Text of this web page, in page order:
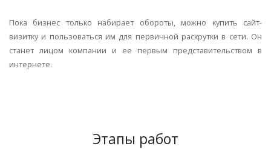
Пока бизнес только набирает обороты, можно купить сайт-
визитку и пользоваться им для первичной раскрутки в сети. Он
станет лицом компании и ее первым представительством в
интернете.
Этапы работ